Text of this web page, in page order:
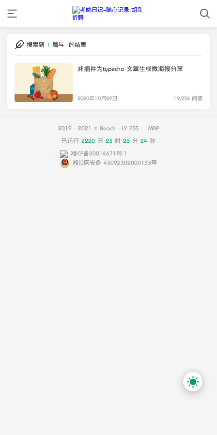
搜索到 1 篇与 的结果
非插件为typecho 文章生成微海报分享
2020年10月29日 19,254 阅读
2019 - 2021 © Reach - LY RSS
MAP
已运行 2220 天 23 时 26 分 24 秒
湘ICP备20014671号-1
湘公网安备 43092302000133号